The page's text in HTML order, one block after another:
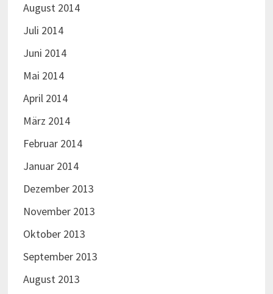
August 2014
Juli 2014
Juni 2014
Mai 2014
April 2014
März 2014
Februar 2014
Januar 2014
Dezember 2013
November 2013
Oktober 2013
September 2013
August 2013